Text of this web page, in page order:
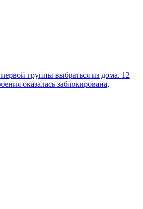
группы выбраться из дома. 12
оказалась заблокирована,